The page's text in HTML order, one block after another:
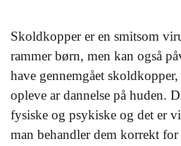
Skoldkopper er en smitsom
rammer børn, men kan også
have gennemgået
opleve ar dannelse på huden.
fysiske og psykiske og det er
man behandler dem korrekt for